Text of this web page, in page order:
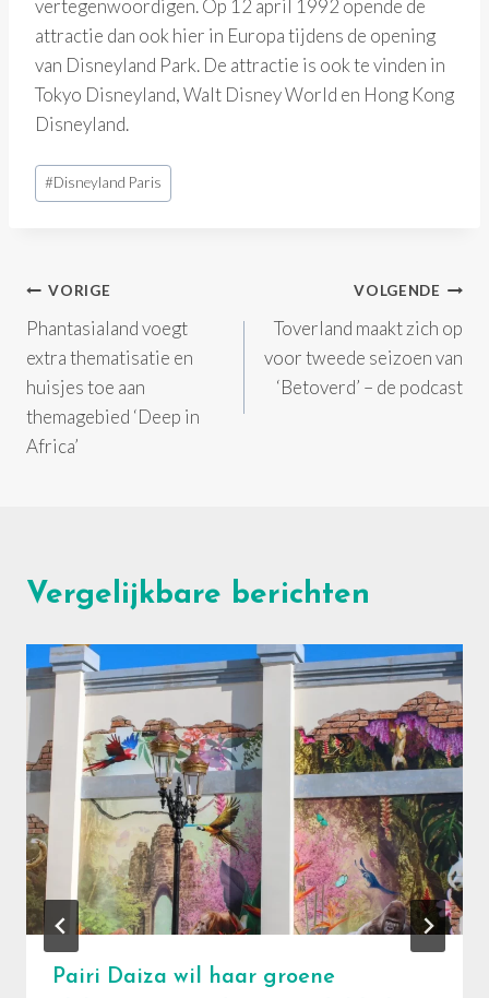
vertegenwoordigen. Op 12 april 1992 opende de
attractie dan ook hier in Europa tijdens de opening
van Disneyland Park. De attractie is ook te vinden in
Tokyo Disneyland, Walt Disney World en Hong Kong
Disneyland.
Bericht
tags:
#Disneyland Paris
Bericht
navigatie
VORIGE
Phantasialand voegt
extra thematisatie en
huisjes toe aan
themagebied ‘Deep in
Africa’
VOLGENDE
Toverland maakt zich op
voor tweede seizoen van
‘Betoverd’ – de podcast
Vergelijkbare berichten
Pairi Daiza wil haar groene